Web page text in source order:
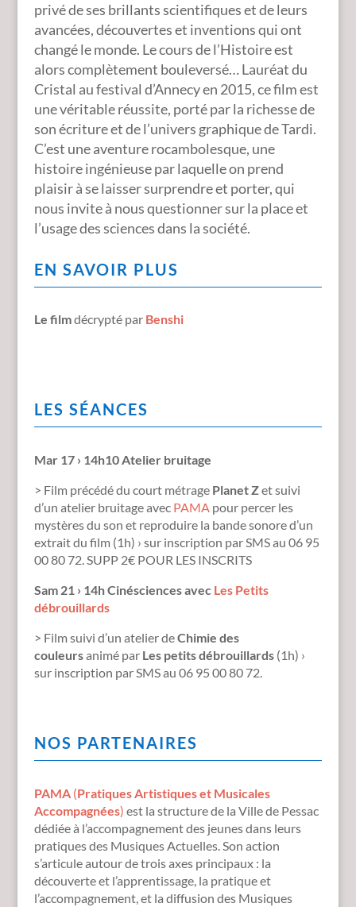
privé de ses brillants scientifiques et de leurs
avancées, découvertes et inventions qui ont
changé le monde. Le cours de l’Histoire est
alors complètement bouleversé… Lauréat du
Cristal au festival d’Annecy en 2015, ce film est
une véritable réussite, porté par la richesse de
son écriture et de l’univers graphique de Tardi.
C’est une aventure rocambolesque, une
histoire ingénieuse par laquelle on prend
plaisir à se laisser surprendre et porter,qui
nous invite à nous questionner sur la place et
l’usage des sciences dans la société.
EN SAVOIR PLUS
Le filmdécrypté par Benshi
LES SÉANCES
Mar 17 › 14h10 Atelier bruitage
> Film précédé du court métrage Planet Zet suivi
d’un atelier bruitage avec PAMApour percer les
mystères du son et reproduire la bande sonore d’un
extrait du film (1h) › sur inscription par SMS au 06 95
00 80 72.SUPP 2€ POUR LES INSCRITS
Sam 21 › 14h Cinésciences avec Les Petits
débrouillards
> Film suivi d’un atelierdeChimie des
couleursanimé par Les petits débrouillards(1h) ›
sur inscription par SMS au 06 95 00 80 72.
NOS PARTENAIRES
PAMA(Pratiques Artistiques et Musicales
Accompagnées) est la structure de la Ville de Pessac
dédiée à l’accompagnement des jeunes dans leurs
pratiques des Musiques Actuelles. Son action
s’articule autour de trois axes principaux : la
découverte et l’apprentissage, la pratique et
l’accompagnement, et la diffusion des Musiques